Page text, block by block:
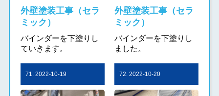
外壁塗装工事（セラ
ミック）
バインダーを下塗りし
ていきます。
外壁塗装工事（セラ
ミック）
バインダーを下塗りし
ました。
71. 2022-10-19 72. 2022-10-20